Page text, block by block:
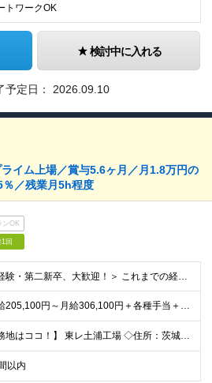
トワークOK
検討中に入れる
予定日： 2026.09.10
イム上場／賞与5.6ヶ月／月1.8万円の
／残業月5h程度
ンOK
1回
＜未経験・第二新卒、大歓迎！＞ これまでの経験やスキルは一切問いません！ 「これから頑張りたい」という意欲を重視した採用です◎ 【必須資格】 ・高卒以上の方 ＜こんな想いを持つ方を歓迎します！＞
◇月給205,100円～月給306,100円＋各種手当＋賞与年2回 ※一律支給：交代手当（2万5,000円）が月給に含まれます。 ※経験・能力を考慮したうえで決定 ※時間外手当は別途、全額支給 ※試
【勤務地はココ！】 東レ土浦工場 ◇住所：茨城県土浦市北神立町2-1 ★嬉しい【転勤なし】！腰を据えて働けます！ ＜気になるアクセス方法は？＞ 【マイカー・バイク通勤の方】 もちろん車通勤OK！（広
以内